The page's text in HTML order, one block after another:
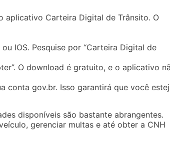
aplicativo Carteira Digital de Trânsito. O
IOS. Pesquise por “Carteira Digital de
O download é gratuito, e o aplicativo
conta gov.br. Isso garantirá que você
disponíveis são bastante abrangentes.
gerenciar multas e até obter a CNH